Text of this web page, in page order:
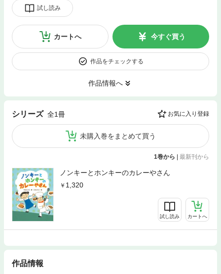
試し読み
カートへ 今すぐ買う
作品をチェックする
作品情報へ
シリーズ 全1冊 お気に入り登録
未購入巻をまとめて買う
1巻から | 最新刊から
ノンキーとホンキーのカレーやさん
1,320
試し読み カートへ
作品情報